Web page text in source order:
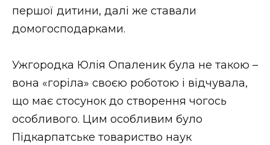
ЗАКАРПАТСЬКІ НОВИНИ
НОВИНИ ЗАХІДНОЇ УКРАЇНИ
ФОТО
першої дитини, далі же ставали
домогосподарками.
Ужгородка Юлія Опаленик була не такою –
вона «горіла» своєю роботою і відчувала,
що має стосунок до створення чогось
особливого. Цим особливим було
Підкарпатське товариство наук